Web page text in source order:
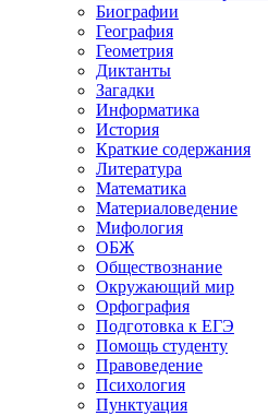
Биографии
География
Геометрия
Диктанты
Загадки
Информатика
История
Краткие содержания
Литература
Математика
Материаловедение
Мифология
ОБЖ
Обществознание
Окружающий мир
Орфография
Подготовка к ЕГЭ
Помощь студенту
Правоведение
Психология
Пунктуация